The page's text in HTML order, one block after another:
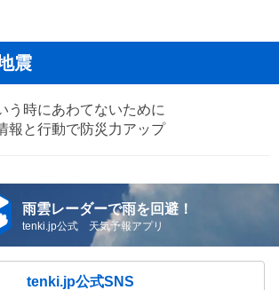
震
う時にあわてないために
報と行動で防災力アップ
雨雲レーダーで雨を回避！
tenki.jp公式 天気予報アプリ
tenki.jp公式SNS